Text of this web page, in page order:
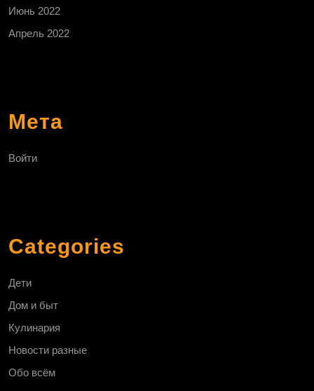
Июнь 2022
Апрель 2022
Мета
Войти
Categories
Дети
Дом и быт
Кулинария
Новости разные
Обо всём